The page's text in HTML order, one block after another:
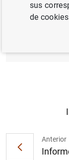
Anterior
sus
de